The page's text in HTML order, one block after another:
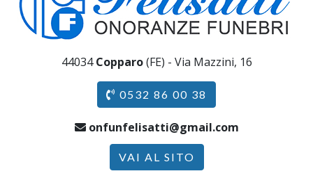
44034Copparo(FE) - Via Mazzini, 16
0532 86 00 38
onfunfelisatti@gmail.com
VAI AL SITO